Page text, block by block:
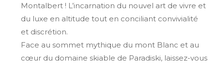
Montalbert ! L’incarnation du nouvel art de vivre et
du luxe en altitude tout en conciliant convivialité
et discrétion.
Face au sommet mythique du mont Blanc et au
cœur du domaine skiable de Paradiski, laissez-vous